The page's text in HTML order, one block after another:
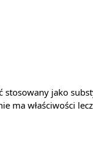
jako
ma właściwości